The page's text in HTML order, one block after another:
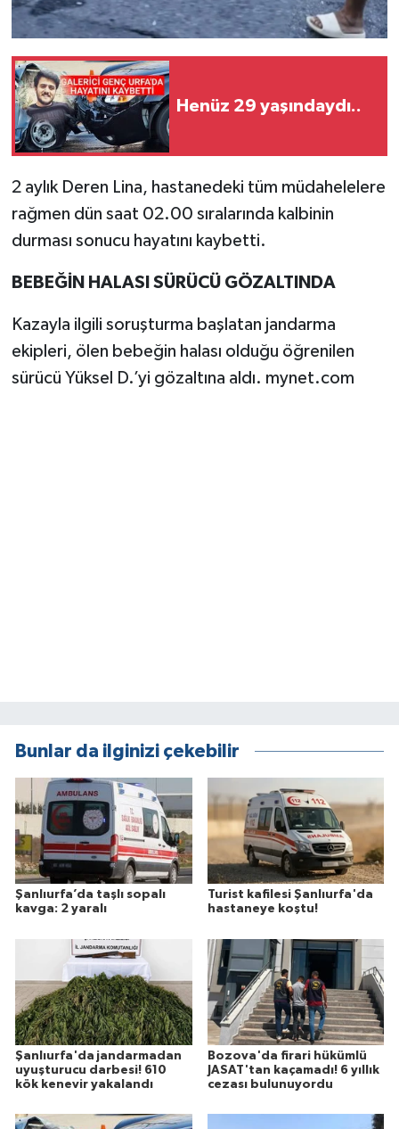
Henüz 29 yaşındaydı..
2 aylık Deren Lina, hastanedeki tüm müdahelelere
rağmen dün saat 02.00 sıralarında kalbinin
durması sonucu hayatını kaybetti.
BEBEĞİN HALASI SÜRÜCÜ GÖZALTINDA
Kazayla ilgili soruşturma başlatan jandarma
ekipleri, ölen bebeğin halası olduğu öğrenilen
sürücü Yüksel D.’yi gözaltına aldı. mynet.com
Bunlar da ilginizi çekebilir
Şanlıurfa’da taşlı sopalı
kavga: 2 yaralı
Turist kafilesi Şanlıurfa'da
hastaneye koştu!
Şanlıurfa'da jandarmadan
uyuşturucu darbesi! 610
kök kenevir yakalandı
Bozova'da firari hükümlü
JASAT'tan kaçamadı! 6 yıllık
cezası bulunuyordu